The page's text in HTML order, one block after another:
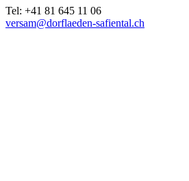
Tel: +41 81 645 11 06
versam@dorflaeden-safiental.ch